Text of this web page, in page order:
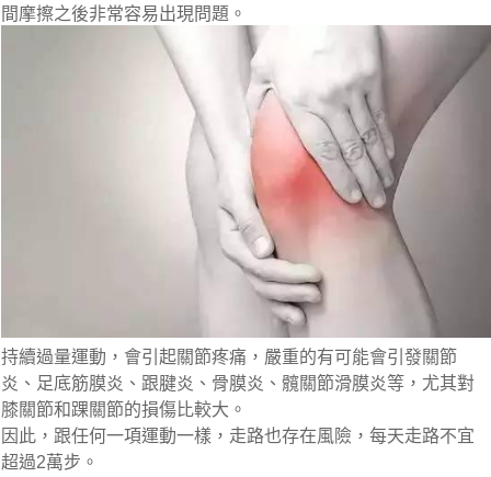
間摩擦之後非常容易出現問題。
持續過量運動，會引起關節疼痛，嚴重的有可能會引發關節
炎、足底筋膜炎、跟腱炎、骨膜炎、髖關節滑膜炎等，尤其對
膝關節和踝關節的損傷比較大。
因此，跟任何一項運動一樣，走路也存在風險，每天走路不宜
超過2萬步。